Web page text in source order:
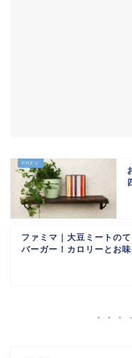
ファミマ｜大豆ミートの
バーガー！カロリーとお味